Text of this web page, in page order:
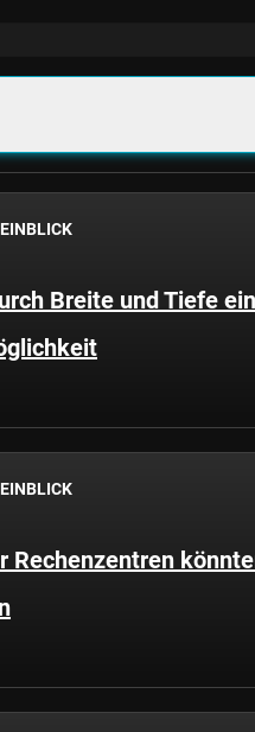
EINBLICK
Breite und Tiefe
EINBLICK
Rechenzentren